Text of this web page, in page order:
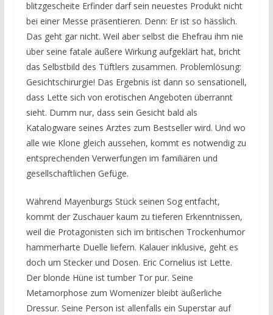
blitzgescheite Erfinder darf sein neuestes Produkt nicht
bei einer Messe präsentieren. Denn: Er ist so hässlich.
Das geht gar nicht. Weil aber selbst die Ehefrau ihm nie
über seine fatale äußere Wirkung aufgeklärt hat, bricht
das Selbstbild des Tüftlers zusammen. Problemlösung:
Gesichtschirurgie! Das Ergebnis ist dann so sensationell,
dass Lette sich von erotischen Angeboten überrannt
sieht. Dumm nur, dass sein Gesicht bald als
Katalogware seines Arztes zum Bestseller wird. Und wo
alle wie Klone gleich aussehen, kommt es notwendig zu
entsprechenden Verwerfungen im familiären und
gesellschaftlichen Gefüge.
Während Mayenburgs Stück seinen Sog entfacht,
kommt der Zuschauer kaum zu tieferen Erkenntnissen,
weil die Protagonisten sich im britischen Trockenhumor
hammerharte Duelle liefern. Kalauer inklusive, geht es
doch um Stecker und Dosen. Eric Cornelius ist Lette.
Der blonde Hüne ist tumber Tor pur. Seine
Metamorphose zum Womenizer bleibt äußerliche
Dressur. Seine Person ist allenfalls ein Superstar auf